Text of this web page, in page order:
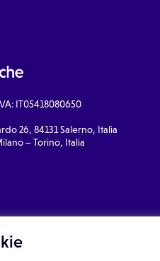
IT05418080650
26, 84131 Salerno, Italia
– Torino, Italia